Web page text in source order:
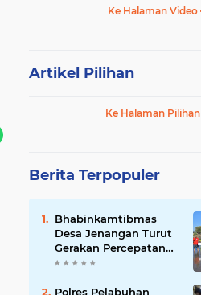
Ke Halaman Video
Artikel Pilihan
Ke Halaman Pilihan
Berita Terpopuler
Bhabinkamtibmas
Desa Jenangan Turut
Gerakan Percepatan
Tanam, Polri Siap
Pangan Kabupaten
Polres Pelabuhan